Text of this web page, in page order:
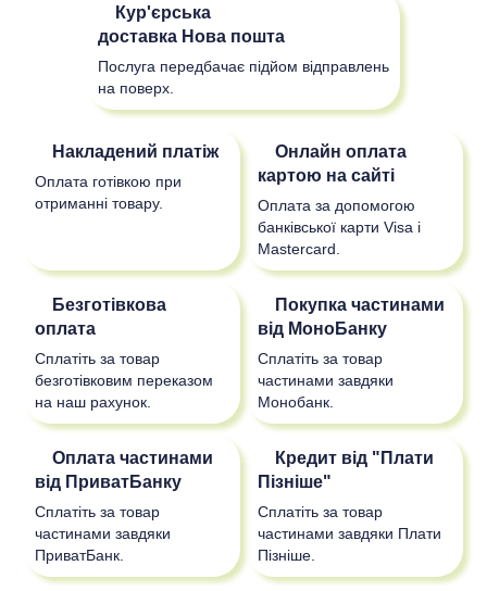
Кур'єрська
доставка Нова пошта
Послуга передбачає підйом відправлень
на поверх.
Накладений платіж
Оплата готівкою при
отриманні товару.
Онлайн оплата
картою на сайті
Оплата за допомогою
банківської карти Visa і
Mastercard.
Безготівкова
оплата
Сплатіть за товар
безготівковим переказом
на наш рахунок.
Покупка частинами
від МоноБанку
Сплатіть за товар
частинами завдяки
Монобанк.
Оплата частинами
від ПриватБанку
Сплатіть за товар
частинами завдяки
ПриватБанк.
Кредит від "Плати
Пізніше"
Сплатіть за товар
частинами завдяки Плати
Пізніше.